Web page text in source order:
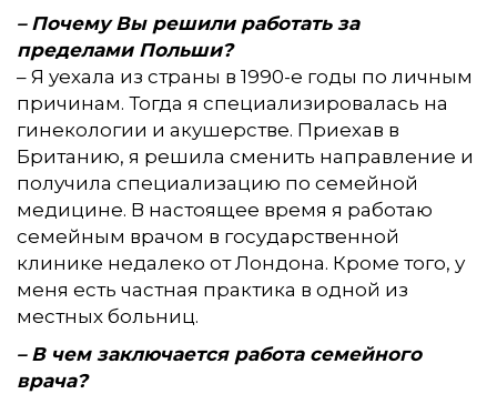
– Почему Вы решили работать за
пределами Польши?
– Я уехала из страны в 1990-е годы по личным
причинам. Тогда я специализировалась на
гинекологии и акушерстве. Приехав в
Британию, я решила сменить направление и
получила специализацию по семейной
медицине. В настоящее время я работаю
семейным врачом в государственной
клинике недалеко от Лондона. Кроме того, у
меня есть частная практика в одной из
местных больниц.
– В чем заключается работа семейного
врача?